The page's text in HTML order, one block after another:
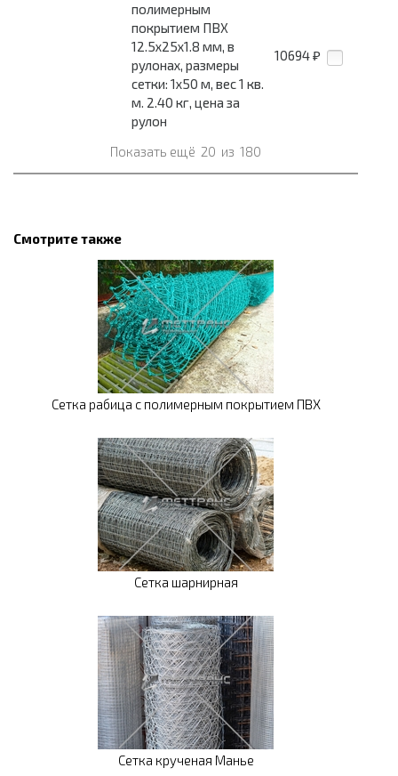
полимерным
покрытием ПВХ
12.5x25x1.8 мм, в
рулонах, размеры
сетки: 1x50 м, вес 1 кв.
м. 2.40 кг, цена за
рулон
10694 ₽
Показать ещё 20 из 180
Смотрите также
Сетка рабица с полимерным покрытием ПВХ
Сетка шарнирная
Сетка крученая Манье